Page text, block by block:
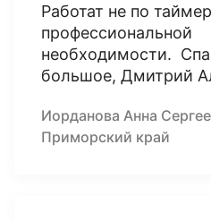
Работат не по
профессиональной
необходимости.
большое, Дмитрий
Иорданова Анна
Приморский край